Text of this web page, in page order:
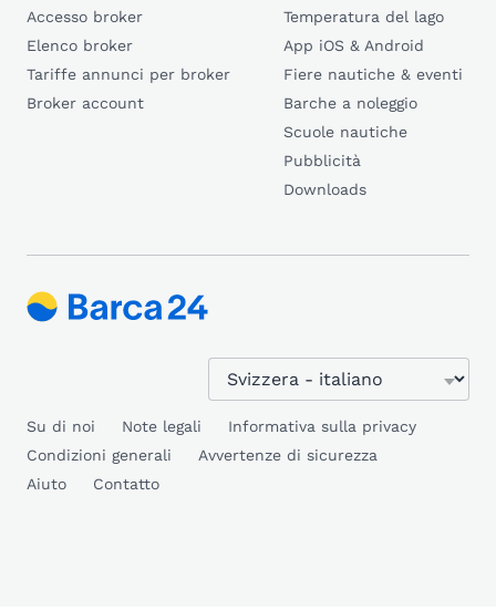
Accesso broker
Elenco broker
Tariffe annunci per broker
Broker account
Temperatura del lago
App iOS & Android
Fiere nautiche & eventi
Barche a noleggio
Scuole nautiche
Pubblicità
Downloads
Su di noi Note legali
Informativa sulla privacy
Condizioni generali
Avvertenze di sicurezza
Aiuto
Contatto